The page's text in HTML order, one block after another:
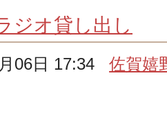
ジオ貸し出し
月06日 17:34佐賀嬉